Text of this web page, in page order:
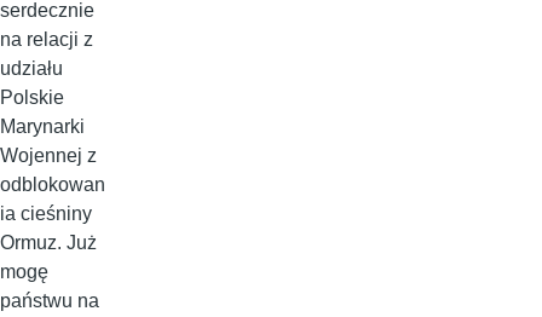
serdecznie
na relacji z
udziału
Polskie
Marynarki
Wojennej z
odblokowan
ia cieśniny
Ormuz. Już
mogę
państwu na